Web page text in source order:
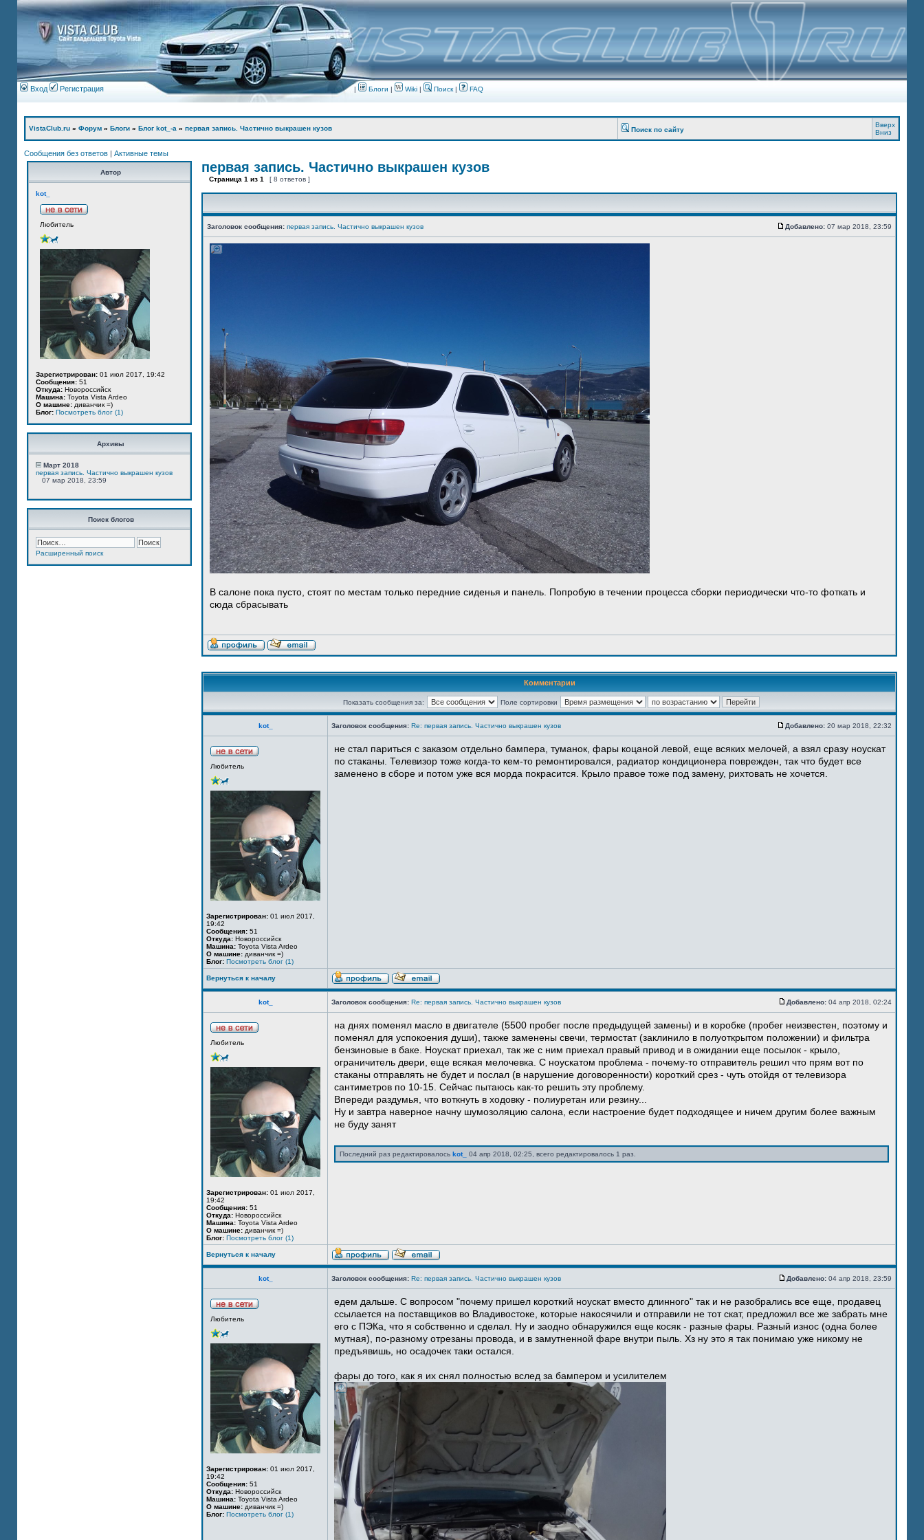
Вход Регистрация | Блоги | Wiki | Поиск| FAQ
VistaClub.ru » Форум » Блоги » Блог kot_-а » первая запись. Частично выкрашен кузов Поиск по сайту
Вверх
Вниз
Сообщения без ответов | Активные темы
Автор
kot_
Любитель
Зарегистрирован: 01 июл 2017, 19:42
Сообщения: 51
Откуда: Новороссийск
Машина: Toyota Vista Ardeo
О машине: диванчик =)
Блог: Посмотреть блог (1)
Архивы
Март 2018
первая запись. Частично выкрашен кузов
07 мар 2018, 23:59
Поиск блогов
Расширенный поиск
первая запись. Частично выкрашен кузов
Страница 1 из 1 [ 8 ответов ]
Заголовок сообщения: первая запись. Частично выкрашен кузов Добавлено: 07 мар 2018, 23:59
В салоне пока пусто, стоят по местам только передние сиденья и панель. Попробую в течении процесса сборки периодически что-то фоткать и
сюда сбрасывать
Комментарии
Показать сообщения за: Поле сортировки
kot_ Заголовок сообщения: Re: первая запись. Частично выкрашен кузов Добавлено: 20 мар 2018, 22:32
Любитель
Зарегистрирован: 01 июл 2017,
19:42
Сообщения: 51
Откуда: Новороссийск
Машина: Toyota Vista Ardeo
О машине: диванчик =)
Блог: Посмотреть блог (1)
не стал париться с заказом отдельно бампера, туманок, фары коцаной левой, еще всяких мелочей, а взял сразу ноускат
по стаканы. Телевизор тоже когда-то кем-то ремонтировался, радиатор кондиционера поврежден, так что будет все
заменено в сборе и потом уже вся морда покрасится. Крыло правое тоже под замену, рихтовать не хочется.
Вернуться к началу
kot_ Заголовок сообщения: Re: первая запись. Частично выкрашен кузов Добавлено: 04 апр 2018, 02:24
Любитель
Зарегистрирован: 01 июл 2017,
19:42
Сообщения: 51
Откуда: Новороссийск
Машина: Toyota Vista Ardeo
О машине: диванчик =)
Блог: Посмотреть блог (1)
на днях поменял масло в двигателе (5500 пробег после предыдущей замены) и в коробке (пробег неизвестен, поэтому и
поменял для успокоения души), также заменены свечи, термостат (заклинило в полуоткрытом положении) и фильтра
бензиновые в баке. Ноускат приехал, так же с ним приехал правый привод и в ожидании еще посылок - крыло,
ограничитель двери, еще всякая мелочевка. С ноускатом проблема - почему-то отправитель решил что прям вот по
стаканы отправлять не будет и послал (в нарушение договоренности) короткий срез - чуть отойдя от телевизора
сантиметров по 10-15. Сейчас пытаюсь как-то решить эту проблему.
Впереди раздумья, что воткнуть в ходовку - полиуретан или резину...
Ну и завтра наверное начну шумозоляцию салона, если настроение будет подходящее и ничем другим более важным
не буду занят
Последний раз редактировалось kot_ 04 апр 2018, 02:25, всего редактировалось 1 раз.
Вернуться к началу
kot_ Заголовок сообщения: Re: первая запись. Частично выкрашен кузов Добавлено: 04 апр 2018, 23:59
Любитель
Зарегистрирован: 01 июл 2017,
19:42
Сообщения: 51
Откуда: Новороссийск
Машина: Toyota Vista Ardeo
О машине: диванчик =)
Блог: Посмотреть блог (1)
едем дальше. С вопросом "почему пришел короткий ноускат вместо длинного" так и не разобрались все еще, продавец
ссылается на поставщиков во Владивостоке, которые накосячили и отправили не тот скат, предложил все же забрать мне
его с ПЭКа, что я собственно и сделал. Ну и заодно обнаружился еще косяк - разные фары. Разный износ (одна более
мутная), по-разному отрезаны провода, и в замутненной фаре внутри пыль. Хз ну это я так понимаю уже никому не
предъявишь, но осадочек таки остался.
фары до того, как я их снял полностью вслед за бампером и усилителем